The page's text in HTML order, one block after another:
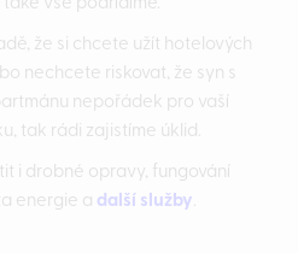
vše podřídíme.
že si chcete užít hotelových
nechcete riskovat, že syn s
nepořádek pro vaší
tak rádi zajistíme úklid.
i drobné opravy, fungování
energie a další služby.